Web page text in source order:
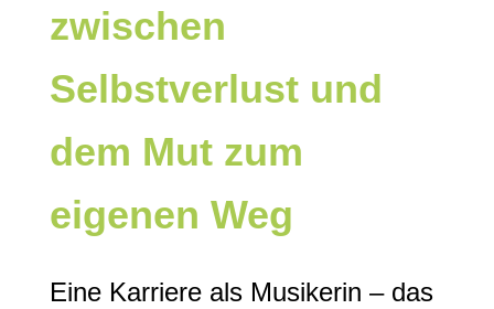
zwischen
Selbstverlust und
dem Mut zum
eigenen Weg
Eine Karriere als Musikerin – das